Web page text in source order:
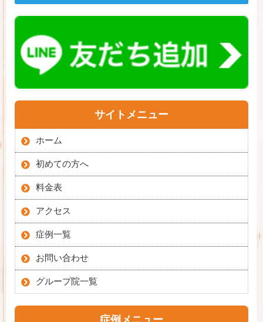
サイトメニュー
ホーム
初めての方へ
料金表
アクセス
症例一覧
お問い合わせ
グループ院一覧